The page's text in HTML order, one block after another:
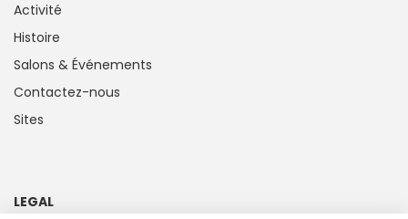
Activité
Histoire
Salons & Événements
Contactez-nous
Sites
LEGAL